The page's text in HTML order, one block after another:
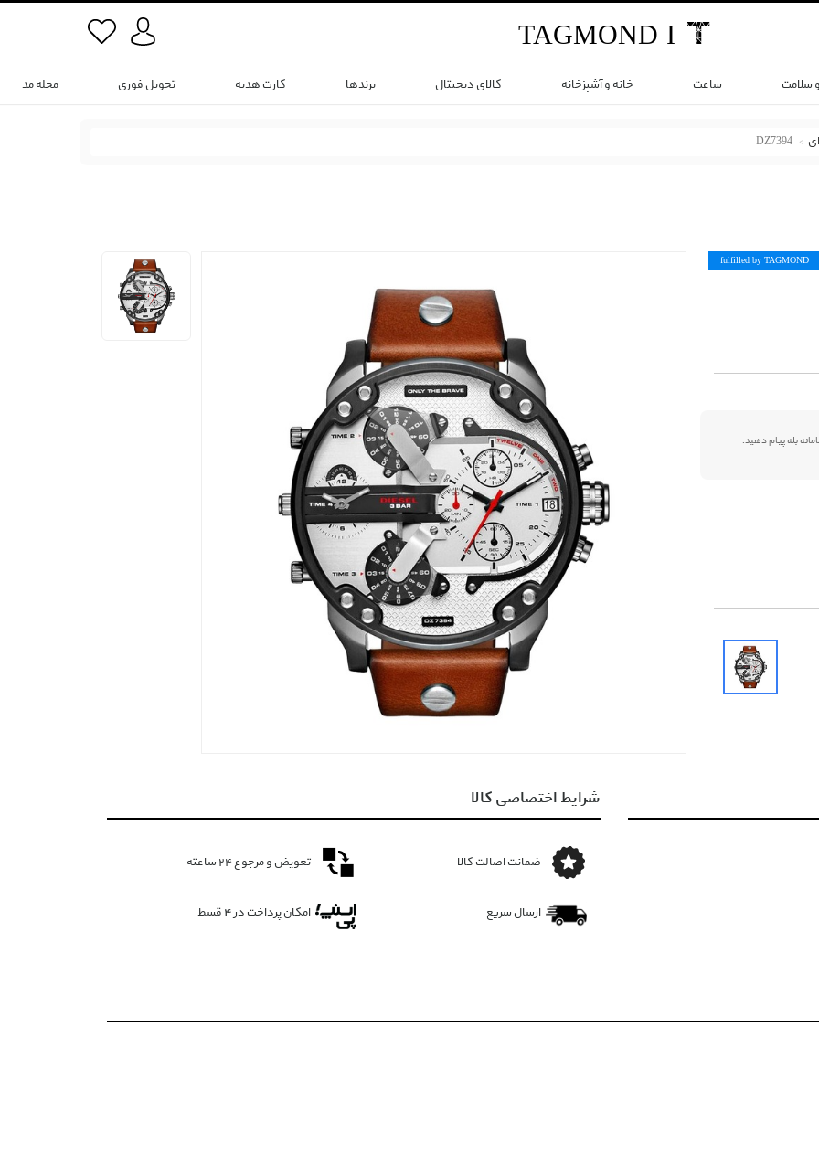
TAGMOND I
سلامت ساعت خانه و آشپزخانه کالای دیجیتال برندها کارت هدیه تحویل فوری مجله مد
DZ7394
fulfilled by TAGMOND
شرایط اختصاصی کالا
ضمانت اصالت کالا تعویض و مرجوع ۲۴ ساعته
ارسال سریع امکان پرداخت در 4 قسط